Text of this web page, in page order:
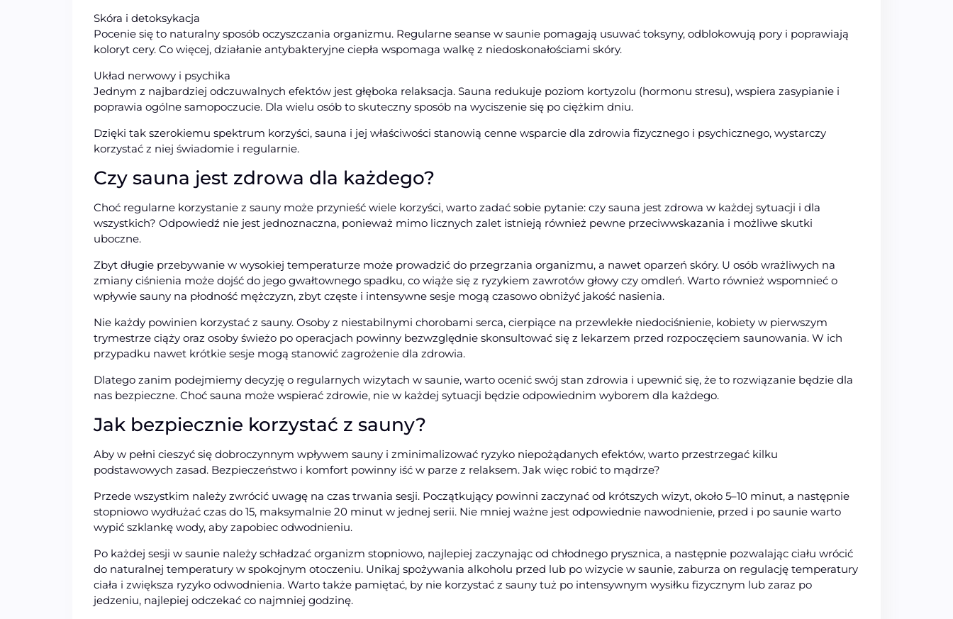
Skóra i detoksykacja
Pocenie się to naturalny sposób oczyszczania organizmu. Regularne seanse w saunie pomagają usuwać toksyny, odblokowują pory i poprawiają
koloryt cery. Co więcej, działanie antybakteryjne ciepła wspomaga walkę z niedoskonałościami skóry.
Układ nerwowy i psychika
Jednym z najbardziej odczuwalnych efektów jest głęboka relaksacja. Sauna redukuje poziom kortyzolu (hormonu stresu), wspiera zasypianie i
poprawia ogólne samopoczucie. Dla wielu osób to skuteczny sposób na wyciszenie się po ciężkim dniu.
Dzięki tak szerokiemu spektrum korzyści, sauna i jej właściwości stanowią cenne wsparcie dla zdrowia fizycznego i psychicznego, wystarczy
korzystać z niej świadomie i regularnie.
Czy sauna jest zdrowa dla każdego?
Choć regularne korzystanie z sauny może przynieść wiele korzyści, warto zadać sobie pytanie: czy sauna jest zdrowa w każdej sytuacji i dla
wszystkich? Odpowiedź nie jest jednoznaczna, ponieważ mimo licznych zalet istnieją również pewne przeciwwskazania i możliwe skutki
uboczne.
Zbyt długie przebywanie w wysokiej temperaturze może prowadzić do przegrzania organizmu, a nawet oparzeń skóry. U osób wrażliwych na
zmiany ciśnienia może dojść do jego gwałtownego spadku, co wiąże się z ryzykiem zawrotów głowy czy omdleń. Warto również wspomnieć o
wpływie sauny na płodność mężczyzn, zbyt częste i intensywne sesje mogą czasowo obniżyć jakość nasienia.
Nie każdy powinien korzystać z sauny. Osoby z niestabilnymi chorobami serca, cierpiące na przewlekłe niedociśnienie, kobiety w pierwszym
trymestrze ciąży oraz osoby świeżo po operacjach powinny bezwzględnie skonsultować się z lekarzem przed rozpoczęciem saunowania. W ich
przypadku nawet krótkie sesje mogą stanowić zagrożenie dla zdrowia.
Dlatego zanim podejmiemy decyzję o regularnych wizytach w saunie, warto ocenić swój stan zdrowia i upewnić się, że to rozwiązanie będzie dla
nas bezpieczne. Choć sauna może wspierać zdrowie, nie w każdej sytuacji będzie odpowiednim wyborem dla każdego.
Jak bezpiecznie korzystać z sauny?
Aby w pełni cieszyć się dobroczynnym wpływem sauny i zminimalizować ryzyko niepożądanych efektów, warto przestrzegać kilku
podstawowych zasad. Bezpieczeństwo i komfort powinny iść w parze z relaksem. Jak więc robić to mądrze?
Przede wszystkim należy zwrócić uwagę na czas trwania sesji. Początkujący powinni zaczynać od krótszych wizyt, około 5–10 minut, a następnie
stopniowo wydłużać czas do 15, maksymalnie 20 minut w jednej serii. Nie mniej ważne jest odpowiednie nawodnienie, przed i po saunie warto
wypić szklankę wody, aby zapobiec odwodnieniu.
Po każdej sesji w saunie należy schładzać organizm stopniowo, najlepiej zaczynając od chłodnego prysznica, a następnie pozwalając ciału wrócić
do naturalnej temperatury w spokojnym otoczeniu. Unikaj spożywania alkoholu przed lub po wizycie w saunie, zaburza on regulację temperatury
ciała i zwiększa ryzyko odwodnienia. Warto także pamiętać, by nie korzystać z sauny tuż po intensywnym wysiłku fizycznym lub zaraz po
jedzeniu, najlepiej odczekać co najmniej godzinę.